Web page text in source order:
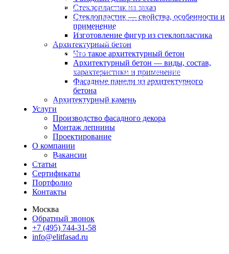
Стеклопластик на заказ
Стеклопластик — свойства, особенности и
применение
Изготовление фигур из стеклопластика
Архитектурный бетон
Что такое архитектурный бетон
Архитектурный бетон — виды, состав,
характеристики и применение
Фасадные панели из архитектурного
бетона
Архитектурный камень
Услуги
Производство фасадного декора
Монтаж лепнины
Проектирование
О компании
Вакансии
Статьи
Сертификаты
Портфолио
Контакты
Москва
Обратный звонок
+7 (495) 744-31-58
info@elitfasad.ru
В этом году уже 3 объект, разработанный архитектурным
агентством СПИЧ. Талант известного архитектора Сергея
Чобана объединил единым стилем 7 домов с разными
А компания Элит Фасад реализовала идею наружной отделки
архитектурным камнем.
В 2021 году произвела и поставила крупногабаритные панели
из стеклофибробетона, сымитировав фактуру мрамора.
Получилось современно, стильно, надёжно.
Назад к списку